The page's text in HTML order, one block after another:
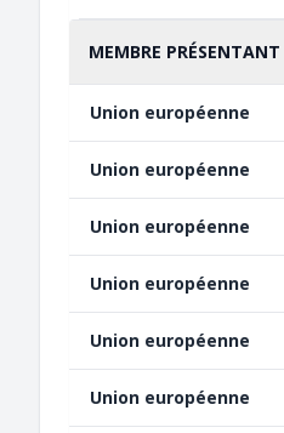
TRIER PAR
MEMBRE
CROISSANT
Union européenne
Union européenne
Union européenne
Union européenne
Union européenne
Union européenne